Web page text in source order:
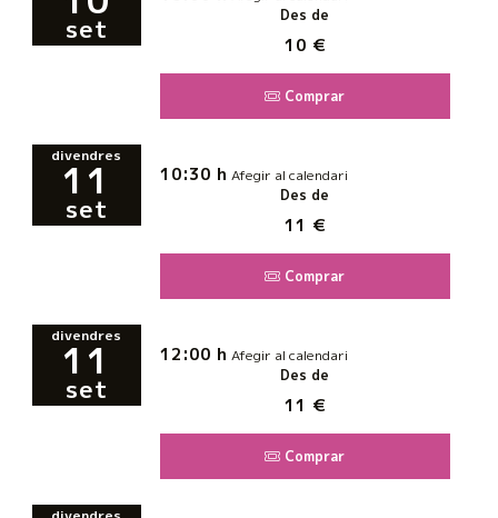
set
Des de
10 €
Comprar
divendres
11
set
10:30 h Afegir al calendari
Des de
11 €
Comprar
divendres
11
set
12:00 h Afegir al calendari
Des de
11 €
Comprar